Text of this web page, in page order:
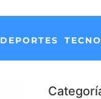
DEPORTES